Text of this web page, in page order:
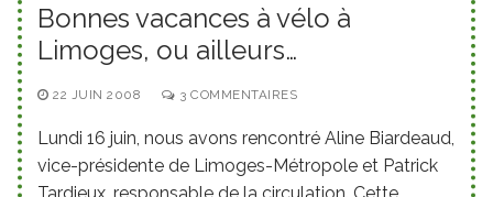
Bonnes vacances à vélo à
Limoges, ou ailleurs…
22 JUIN 2008 3 COMMENTAIRES
Lundi 16 juin, nous avons rencontré Aline Biardeaud,
vice-présidente de Limoges-Métropole et Patrick
Tardieux, responsable de la circulation. Cette